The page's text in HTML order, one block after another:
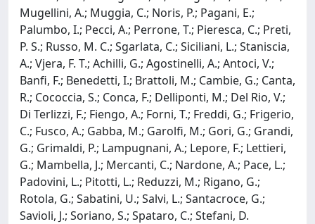
Mugellini, A.; Muggia, C.; Noris, P.; Pagani, E.;
Palumbo, I.; Pecci, A.; Perrone, T.; Pieresca, C.; Preti,
P. S.; Russo, M. C.; Sgarlata, C.; Siciliani, L.; Staniscia,
A.; Vjera, F. T.; Achilli, G.; Agostinelli, A.; Antoci, V.;
Banfi, F.; Benedetti, I.; Brattoli, M.; Cambie, G.; Canta,
R.; Cococcia, S.; Conca, F.; Delliponti, M.; Del Rio, V.;
Di Terlizzi, F.; Fiengo, A.; Forni, T.; Freddi, G.; Frigerio,
C.; Fusco, A.; Gabba, M.; Garolfi, M.; Gori, G.; Grandi,
G.; Grimaldi, P.; Lampugnani, A.; Lepore, F.; Lettieri,
G.; Mambella, J.; Mercanti, C.; Nardone, A.; Pace, L.;
Padovini, L.; Pitotti, L.; Reduzzi, M.; Rigano, G.;
Rotola, G.; Sabatini, U.; Salvi, L.; Santacroce, G.;
Savioli, J.; Soriano, S.; Spataro, C.; Stefani, D.